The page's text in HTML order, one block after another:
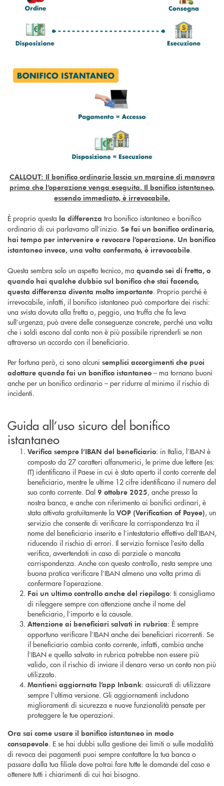
CALLOUT: Il bonifico ordinario lascia un margine di manovra
prima che l’operazione venga eseguita. Il bonifico istantaneo,
essendo immediato, è irrevocabile.
È proprio questa la differenza tra bonifico istantaneo e bonifico
ordinario di cui parlavamo all’inizio. Se fai un bonifico ordinario,
hai tempo per intervenire e revocare l’operazione. Un bonifico
istantaneo invece, una volta confermato, è irrevocabile.
Questa sembra solo un aspetto tecnico, ma quando sei di fretta, o
quando hai qualche dubbio sul bonifico che stai facendo,
questa differenza diventa molto importante. Proprio perché è
irrevocabile, infatti, il bonifico istantaneo può comportare dei rischi:
una svista dovuta alla fretta o, peggio, una truffa che fa leva
sull’urgenza, può avere delle conseguenze concrete, perché una volta
che i soldi escono dal conto non è più possibile riprenderli se non
attraverso un accordo con il beneficiario.
Per fortuna però, ci sono alcuni semplici accorgimenti che puoi
adottare quando fai un bonifico istantaneo – ma tornano buoni
anche per un bonifico ordinario – per ridurre al minimo il rischio di
incidenti.
Guida all’uso sicuro del bonifico
istantaneo
Verifica sempre l’IBAN del beneficiario: in Italia, l’IBAN è
composto da 27 caratteri alfanumerici, le prime due lettere (es:
IT) identificano il Paese in cui è stato aperto il conto corrente del
beneficiario, mentre le ultime 12 cifre identificano il numero del
suo conto corrente. Dal 9 ottobre 2025, anche presso la
nostra banca, e anche con riferimento ai bonifici ordinari, è
stata attivata gratuitamente la VOP (Verification of Payee), un
servizio che consente di verificare la corrispondenza tra il
nome del beneficiario inserito e l’intestatario effettivo dell’IBAN,
riducendo il rischio di errori. Il servizio fornisce l’esito della
verifica, avvertendoti in caso di parziale o mancata
corrispondenza. Anche con questo controllo, resta sempre una
buona pratica verificare l’IBAN almeno una volta prima di
confermare l’operazione.
Fai un ultimo controllo anche del riepilogo: ti consigliamo
di rileggere sempre con attenzione anche il nome del
beneficiario, l’importo e la causale.
Attenzione ai beneficiari salvati in rubrica: È sempre
opportuno verificare l’IBAN anche dei beneficiari ricorrenti. Se
il beneficiario cambia conto corrente, infatti, cambia anche
l’IBAN e quello salvato in rubrica potrebbe non essere più
valido, con il rischio di inviare il denaro verso un conto non più
utilizzato.
Mantieni aggiornata l’app Inbank: assicurati di utilizzare
sempre l’ultima versione. Gli aggiornamenti includono
miglioramenti di sicurezza e nuove funzionalità pensate per
proteggere le tue operazioni.
Ora sai come usare il bonifico istantaneo in modo
consapevole. E se hai dubbi sulla gestione dei limiti o sulle modalità
di revoca dei pagamenti puoi sempre contattare la tua banca o
passare dalla tua filiale dove potrai fare tutte le domande del caso e
ottenere tutti i chiarimenti di cui hai bisogno.